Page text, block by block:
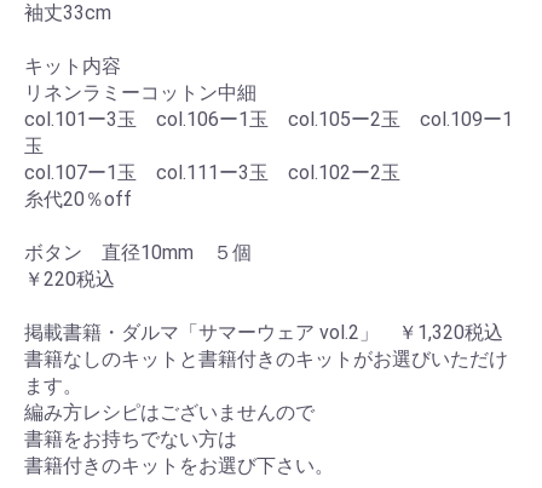
袖丈33cm
キット内容
リネンラミーコットン中細
col.101ー3玉 col.106ー1玉 col.105ー2玉 col.109ー1
玉
col.107ー1玉 col.111ー3玉 col.102ー2玉
糸代20％off
ボタン 直径10mm ５個
￥220税込
掲載書籍・ダルマ「サマーウェア vol.2」 ￥1,320税込
書籍なしのキットと書籍付きのキットがお選びいただけ
ます。
編み方レシピはございませんので
書籍をお持ちでない方は
書籍付きのキットをお選び下さい。